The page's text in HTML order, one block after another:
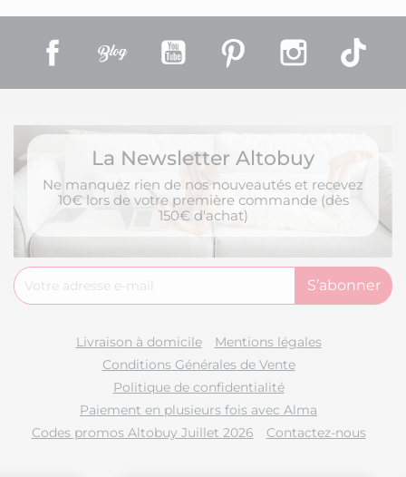
Facebook YouTube Pinterest Instagram
La Newsletter Altobuy
Ne manquez rien de nos nouveautés et recevez
10€ lors de votre première commande (dès
150€ d'achat)
Livraison à domicile
Mentions légales
Conditions Générales de Vente
Politique de confidentialité
Paiement en plusieurs fois avec Alma
Codes promos Altobuy Juillet 2026
Contactez-nous